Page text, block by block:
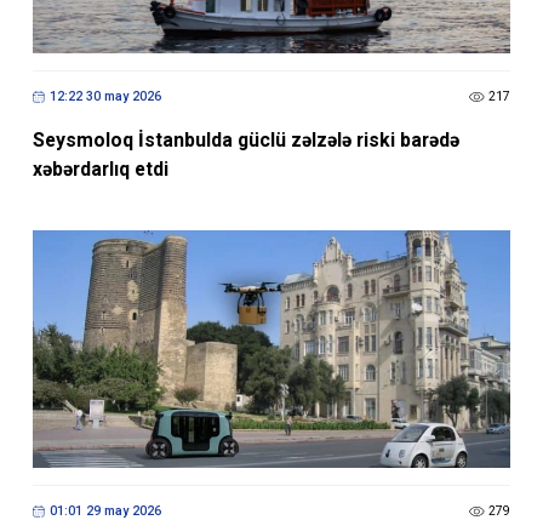
12:22 30 may 2026 217
Seysmoloq İstanbulda güclü zəlzələ riski barədə
xəbərdarlıq etdi
01:01 29 may 2026 279